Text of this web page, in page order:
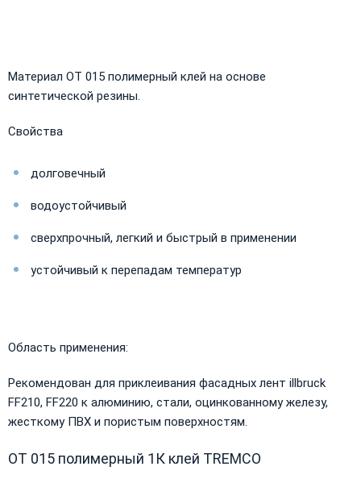
Материал OT 015 полимерный клей на основе
синтетической резины.
Свойства
долговечный
водоустойчивый
сверхпрочный, легкий и быстрый в применении
устойчивый к перепадам температур
Область применения:
Рекомендован для приклеивания фасадных лент illbruck
FF210, FF220 к алюминию, стали, оцинкованному железу,
жесткому ПВХ и пористым поверхностям.
OT 015 полимерный 1К клей TREMCO